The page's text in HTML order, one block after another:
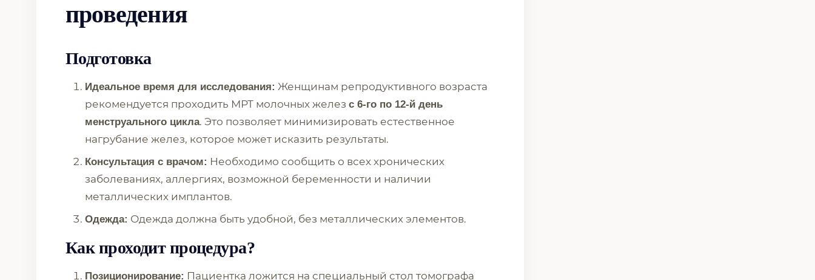
проведения
Подготовка
Идеальное время для исследования: Женщинам репродуктивного возраста
рекомендуется проходить МРТ молочных желез с 6-го по 12-й день
менструального цикла. Это позволяет минимизировать естественное
нагрубание желез, которое может исказить результаты.
Консультация с врачом: Необходимо сообщить о всех хронических
заболеваниях, аллергиях, возможной беременности и наличии
металлических имплантов.
Одежда: Одежда должна быть удобной, без металлических элементов.
Как проходит процедура?
Позиционирование: Пациентка ложится на специальный стол томографа